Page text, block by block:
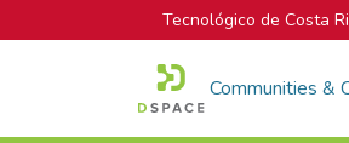
Tecnológico de Costa
Communities &